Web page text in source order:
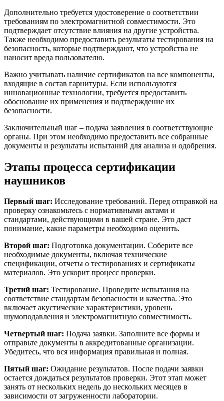
Дополнительно требуется удостоверение о соответствии
требованиям по электромагнитной совместимости. Это
подтверждает отсутствие влияния на другие устройства.
Также необходимо предоставить результаты тестирования на
безопасность, которые подтверждают, что устройства не
наносит вреда пользователю.
Важно учитывать наличие сертификатов на все компоненты,
входящие в состав гарнитуры. Если используются
инновационные технологии, требуется предоставить
обоснование их применения и подтверждение их
безопасности.
Заключительный шаг – подача заявления в соответствующие
органы. При этом необходимо предоставить все собранные
документы и результаты испытаний для анализа и одобрения.
Этапы процесса сертификации
наушников
Первый шаг: Исследование требований. Перед отправкой на
проверку ознакомьтесь с нормативными актами и
стандартами, действующими в вашей стране. Это даст
понимание, какие параметры необходимо оценить.
Второй шаг: Подготовка документации. Соберите все
необходимые документы, включая технические
спецификации, отчеты о тестированиях и сертификаты
материалов. Это ускорит процесс проверки.
Третий шаг: Тестирование. Проведите испытания на
соответствие стандартам безопасности и качества. Это
включает акустические характеристики, уровень
шумоподавления и электромагнитную совместимость.
Четвертый шаг: Подача заявки. Заполните все формы и
отправьте документы в аккредитованные организации.
Убедитесь, что вся информация правильная и полная.
Пятый шаг: Ожидание результатов. После подачи заявки
остается дождаться результатов проверки. Этот этап может
занять от нескольких недель до нескольких месяцев в
зависимости от загруженности лаборатории.